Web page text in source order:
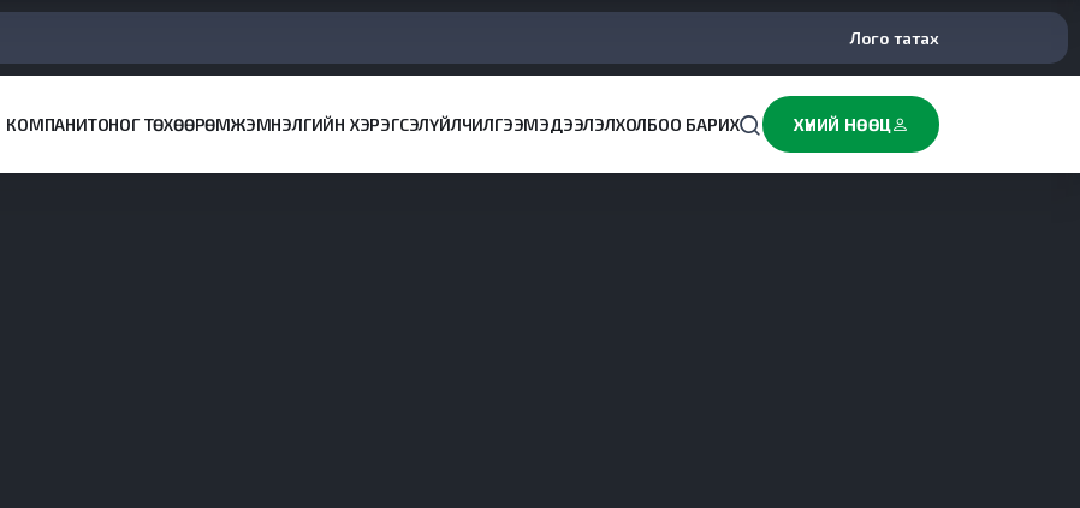
Лого татах
КОМПАНИТОНОГ ТӨХӨӨРӨМЖЭМНЭЛГИЙН ХЭРЭГСЭЛҮЙЛЧИЛГЭЭМЭДЭЭЛЭЛХОЛБОО БАРИХ ХҮНИЙ НӨӨЦ